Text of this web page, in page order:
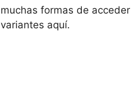
muchas formas de
variantes aquí.